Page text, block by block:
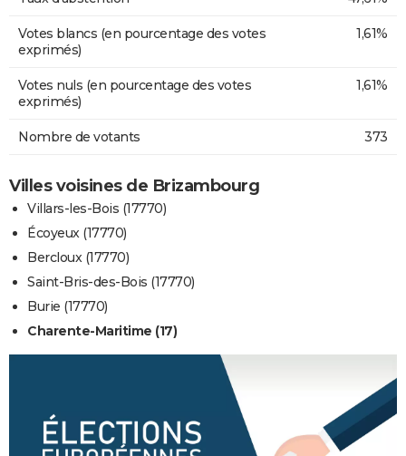
Votes blancs (en pourcentage des votes
exprimés)
1,61%
Votes nuls (en pourcentage des votes
exprimés)
1,61%
Nombre de votants 373
Villes voisines de Brizambourg
Villars-les-Bois (17770)
Écoyeux (17770)
Bercloux (17770)
Saint-Bris-des-Bois (17770)
Burie (17770)
Charente-Maritime (17)